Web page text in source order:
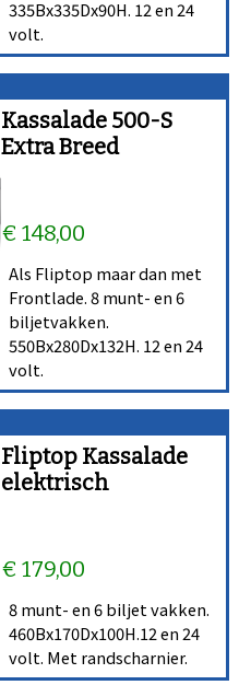
335Bx335Dx90H. 12 en 24
volt.
Kassalade 500-S
Extra Breed
€ 148,00
Als Fliptop maar dan met
Frontlade. 8 munt- en 6
biljetvakken.
550Bx280Dx132H. 12 en 24
volt.
Fliptop Kassalade
elektrisch
€ 179,00
8 munt- en 6 biljet vakken.
460Bx170Dx100H.12 en 24
volt. Met randscharnier.